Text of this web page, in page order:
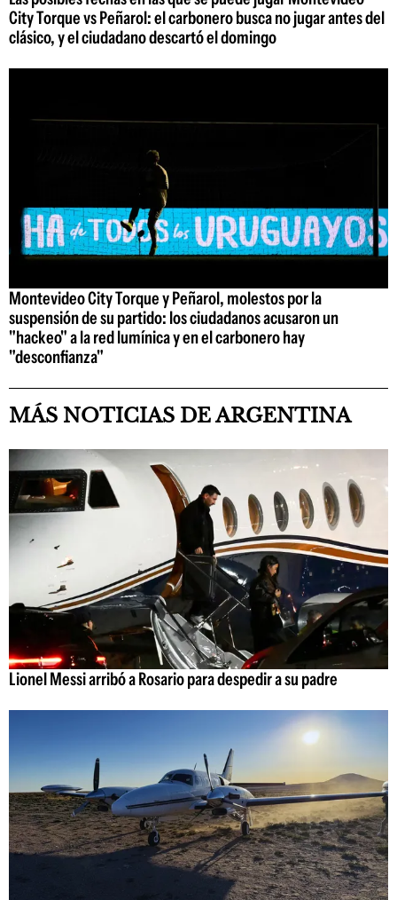
City Torque vs Peñarol: el carbonero busca no jugar antes del
clásico, y el ciudadano descartó el domingo
Montevideo City Torque y Peñarol, molestos por la
suspensión de su partido: los ciudadanos acusaron un
"hackeo" a la red lumínica y en el carbonero hay
"desconfianza"
MÁS NOTICIAS DE ARGENTINA
Lionel Messi arribó a Rosario para despedir a su padre